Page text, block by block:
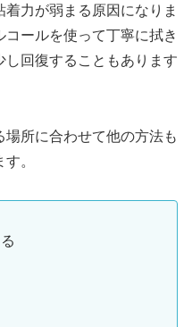
力が弱まる原因になりま
ールを使って丁寧に拭き
回復することもあります
所に合わせて他の方法も
。